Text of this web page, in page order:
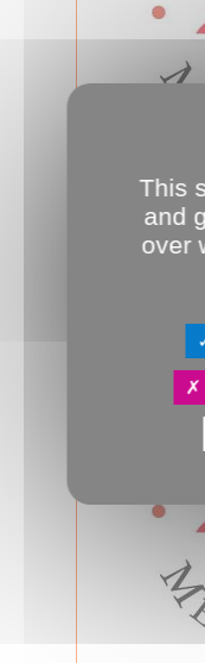
26.06.2025
Conseil
juin 2025
Jeudi 26
Conseil
This
and
over